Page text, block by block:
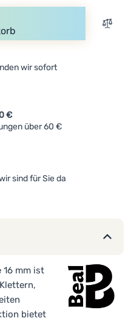
Zum
wir sofort
€
über 60 €
sind für Sie da
16 mm ist
bietet